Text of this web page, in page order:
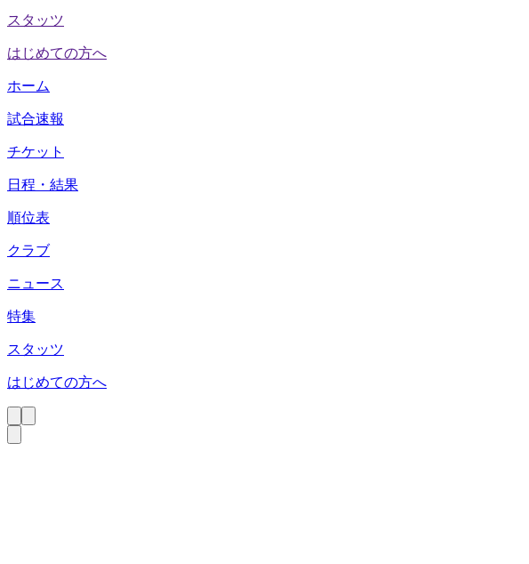
スタッツ
はじめての方へ
ホーム
試合速報
チケット
日程・結果
順位表
クラブ
ニュース
特集
スタッツ
はじめての方へ